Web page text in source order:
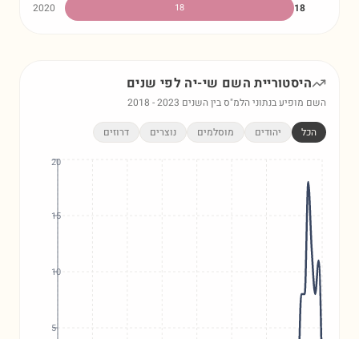
2020 18 18
היסטוריית השם שי-יה לפי שנים
השם מופיע בנתוני הלמ"ס בין השנים 2018 -2023
הכל יהודים מוסלמים נוצרים דרוזים
5
10
15
20